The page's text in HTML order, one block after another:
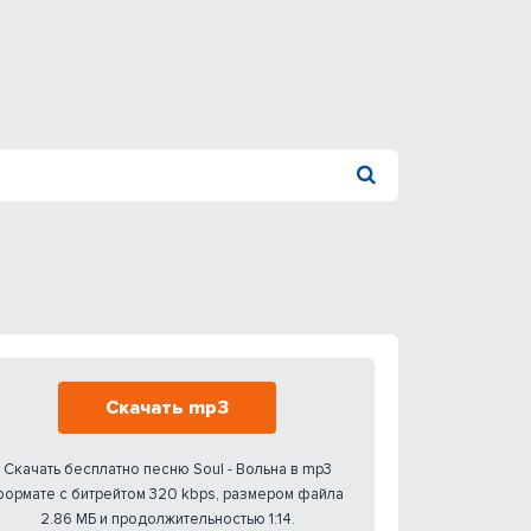
Скачать mp3
Скачать бесплатно песню Soul - Вольна в mp3
с битрейтом 320 kbps, размером файла
2.86 МБ и продолжительностью 1:14.